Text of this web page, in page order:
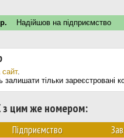
Надійшов на підприємство
.
залишати тільки зареєстровані
з цим же номером:
Підприємство